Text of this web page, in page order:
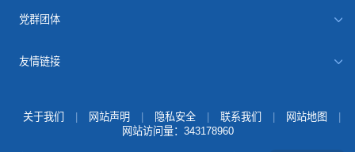
党群团体
友情链接
关于我们 网站声明 隐私安全 联系我们 网站地图
网站访问量： 343178960